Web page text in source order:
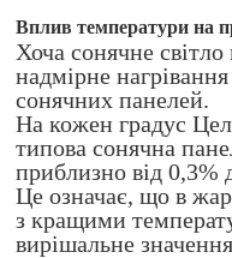
Вплив температури на
Хоча сонячне
надмірне
сонячних панелей.
На кожен градус
типова сонячна
приблизно від 0,3%
Це означає, що в
з кращими
вирішальне